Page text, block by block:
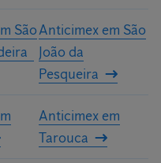
SãoAnticimex em São
João da
Pesqueira
Anticimex em
Tarouca